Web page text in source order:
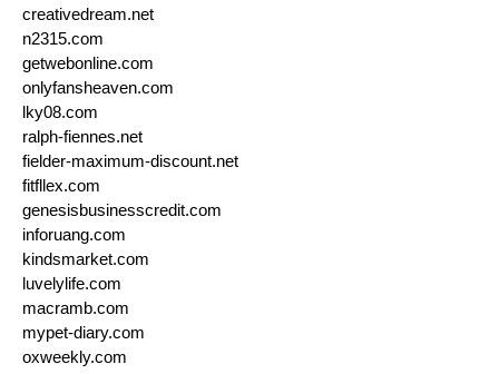
creativedream.net
n2315.com
getwebonline.com
onlyfansheaven.com
lky08.com
ralph-fiennes.net
fielder-maximum-discount.net
fitfllex.com
genesisbusinesscredit.com
inforuang.com
kindsmarket.com
luvelylife.com
macramb.com
mypet-diary.com
oxweekly.com